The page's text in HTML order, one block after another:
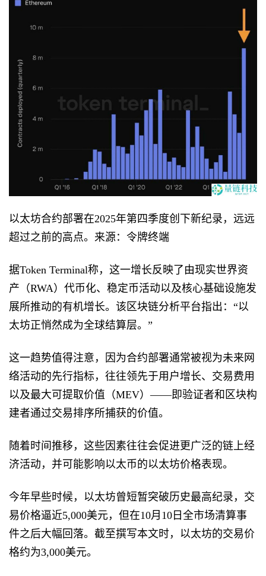
以太坊合约部署在2025年第四季度创下新纪录，远远
超过之前的高点。来源：令牌终端
据Token Terminal称，这一增长反映了由现实世界资
产（RWA）代币化、稳定币活动以及核心基础设施发
展所推动的有机增长。该区块链分析平台指出：“以
太坊正悄然成为全球结算层。”
这一趋势值得注意，因为合约部署通常被视为未来网
络活动的先行指标，往往领先于用户增长、交易费用
以及最大可提取价值（MEV）——即验证者和区块构
建者通过交易排序所捕获的价值。
随着时间推移，这些因素往往会促进更广泛的链上经
济活动，并可能影响以太币的以太坊价格表现。
今年早些时候，以太坊曾短暂突破历史最高纪录，交
易价格逼近5,000美元，但在10月10日全市场清算事
件之后大幅回落。截至撰写本文时，以太坊的交易价
格约为3,000美元。